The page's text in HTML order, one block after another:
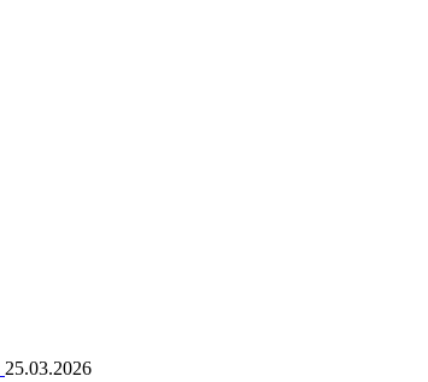
25.03.2026